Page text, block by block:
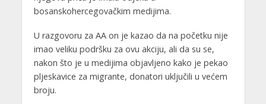
bosanskohercegovačkim medijima.
U razgovoru za AA on je kazao da na početku nije
imao veliku podršku za ovu akciju, ali da su se,
nakon što je u medijima objavljeno kako je pekao
pljeskavice za migrante, donatori uključili u većem
broju.